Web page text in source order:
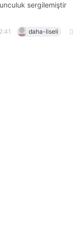
sergilemiştir
daha-liseli